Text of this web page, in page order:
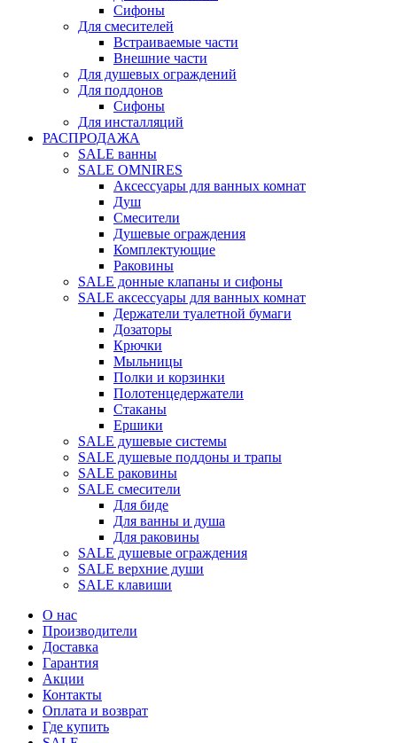
Сифоны
Для смесителей
Встраиваемые части
Внешние части
Для душевых ограждений
Для поддонов
Сифоны
Для инсталляций
РАСПРОДАЖА
SALE ванны
SALE OMNIRES
Аксессуары для ванных комнат
Душ
Смесители
Душевые ограждения
Комплектующие
Раковины
SALE донные клапаны и сифоны
SALE аксессуары для ванных комнат
Держатели туалетной бумаги
Дозаторы
Крючки
Мыльницы
Полки и корзинки
Полотенцедержатели
Стаканы
Ершики
SALE душевые системы
SALE душевые поддоны и трапы
SALE раковины
SALE смесители
Для биде
Для ванны и душа
Для раковины
SALE душевые ограждения
SALE верхние души
SALE клавиши
О нас
Производители
Доставка
Гарантия
Акции
Контакты
Оплата и возврат
Где купить